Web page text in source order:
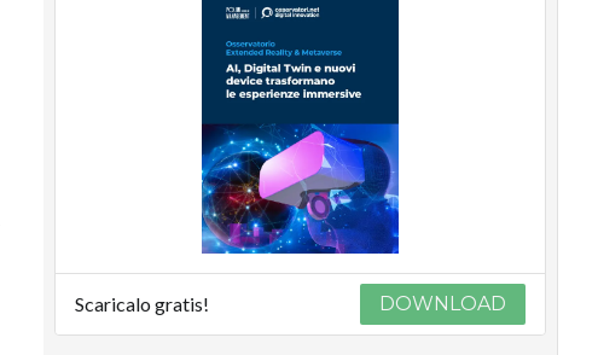
Scaricalo gratis! DOWNLOAD